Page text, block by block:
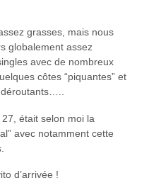
grasses, mais nous
globalement assez
avec de nombreux
côtes “piquantes” et
était selon moi la
avec notamment cette
d’arrivée !